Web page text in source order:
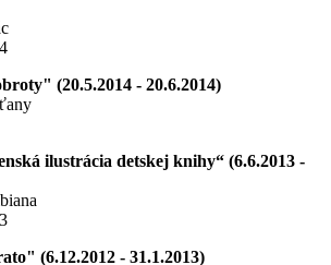
(20.5.2014 - 20.6.2014)
ilustrácia detskej knihy“ (6.6.2013 -
(6.12.2012 - 31.1.2013)